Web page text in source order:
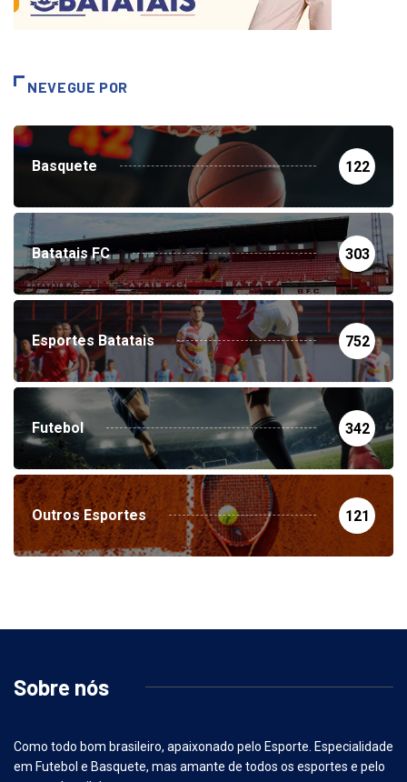
NEVEGUE POR
Basquete 122
Batatais FC 303
Esportes Batatais 752
Futebol 342
Outros Esportes 121
Sobre nós
Como todo bom brasileiro, apaixonado pelo Esporte. Especialidade
em Futebol e Basquete, mas amante de todos os esportes e pelo